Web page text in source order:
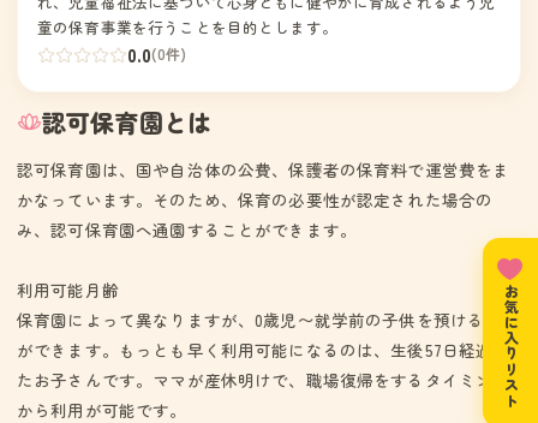
童の保育事業を行うことを目的とします。
0.0(0件)
認可保育園とは
認可保育園は、国や自治体の公費、保護者の保育料で運営費をま
かなっています。そのため、保育の必要性が認定された場合の
み、認可保育園へ通園することができます。
利用可能月齢
保育園によって異なりますが、0歳児〜就学前の子供を預けること
ができます。もっとも早く利用可能になるのは、生後57日経過し
たお子さんです。ママが産休明けで、職場復帰をするタイミング
から利用が可能です。
お気に入りリスト